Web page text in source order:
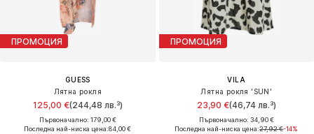
ПРОМОЦИЯ
GUESS
Лятна рокля
125,00 €(244,48 лв.³)
Първоначално: 179,00 €
Последна най-ниска цена:84,00 €
ПРОМОЦИЯ
VILA
Лятна рокля 'SUN'
23,90 €(46,74 лв.³)
Първоначално: 34,90 €
Последна най-ниска цена:27,92 €-14%